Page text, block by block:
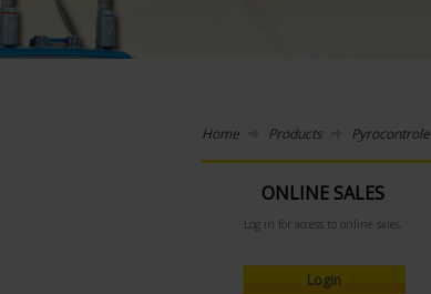
Home Products Pyrocontrole
ONLINE SALES
Log in for access to online sales.
Login